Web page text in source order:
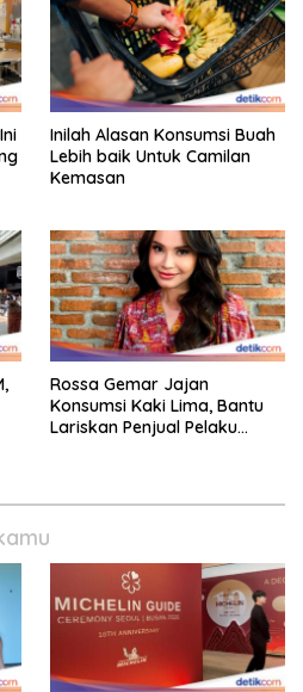
Inilah Alasan Konsumsi Buah
Lebih baik Untuk Camilan
Kemasan
Rossa Gemar Jajan
Konsumsi Kaki Lima, Bantu
Lariskan Penjual Pelaku